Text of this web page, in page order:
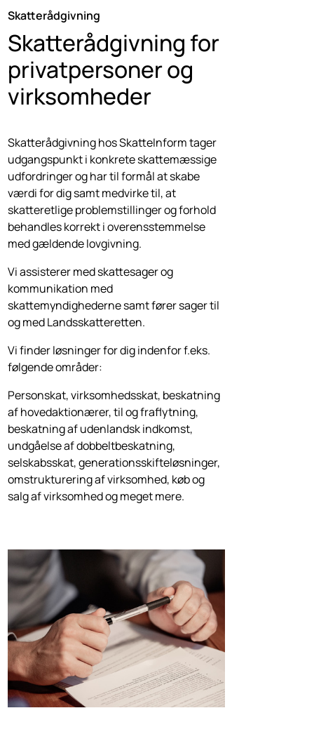
Skatterådgivning
Skatterådgivning for
privatpersoner og
virksomheder
Skatterådgivning hos SkatteInform tager
udgangspunkt i konkrete skattemæssige
udfordringer og har til formål at skabe
værdi for dig samt medvirke til, at
skatteretlige problemstillinger og forhold
behandles korrekt i overensstemmelse
med gældende lovgivning.
Vi assisterer med skattesager og
kommunikation med
skattemyndighederne samt fører sager til
og med Landsskatteretten.
Vi finder løsninger for dig indenfor f.eks.
følgende områder:
Personskat, virksomhedsskat, beskatning
af hovedaktionærer, til og fraflytning,
beskatning af udenlandsk indkomst,
undgåelse af dobbeltbeskatning,
selskabsskat, generationsskifteløsninger,
omstrukturering af virksomhed, køb og
salg af virksomhed og meget mere.